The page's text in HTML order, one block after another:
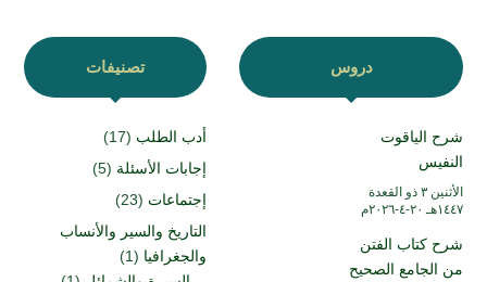
دروس
شرح الياقوت
النفيس
الأثنين ۳ ذو القعدة
۱٤٤۷هـ ۲۰-٤-۲۰۲٦م
شرح كتاب الفتن
من الجامع الصحيح
تصنيفات
أدب الطلب (17)
إجابات الأسئلة (5)
إجتماعات (23)
التاريخ والسير والأنساب
والجغرافيا (1)